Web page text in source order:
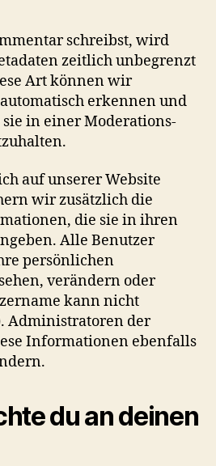
schreibst, wird
zeitlich unbegrenzt
Art können wir
erkennen und
in einer Moderations-
auf unserer Website
wir zusätzlich die
die sie in ihren
Alle Benutzer
persönlichen
verändern oder
kann nicht
Administratoren der
Informationen ebenfalls
du an deinen